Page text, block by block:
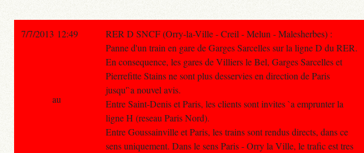
7/7/2013 12:49
RER D SNCF (Orry-la-Ville - Creil - Melun - Malesherbes) :
Panne d'un train en gare de Garges Sarcelles sur la ligne D du RER.
En consequence, les gares de Villiers le Bel, Garges Sarcelles et
Pierrefitte Stains ne sont plus desservies en direction de Paris
jusqu'`a nouvel avis.
Entre Saint-Denis et Paris, les clients sont invites `a emprunter la
ligne H (reseau Paris Nord).
Entre Goussainville et Paris, les trains sont rendus directs, dans ce
sens uniquement. Dans le sens Paris - Orry la Ville, le trafic est tres
au